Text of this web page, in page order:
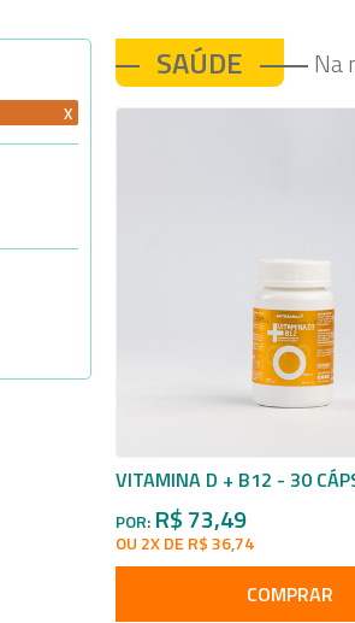
SAÚDE Na
VITAMINA D + B12 - 30
POR: R$ 73,49
OU 2X DE R$ 36,74
COMPRAR